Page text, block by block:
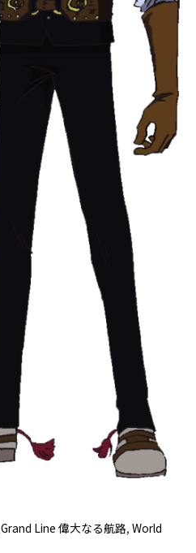
Grand Line 偉大なる航路, World